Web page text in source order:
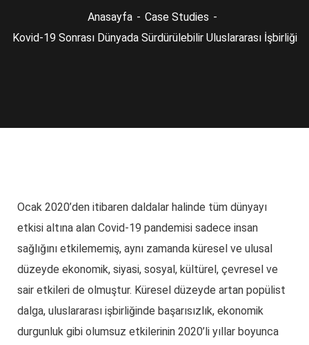
Anasayfa
Case Studies
Kovid-19 Sonrası Dünyada Sürdürülebilir Uluslararası İşbirliği
Ocak 2020’den itibaren daldalar halinde tüm dünyayı
etkisi altına alan Covid-19 pandemisi sadece insan
sağlığını etkilememiş, aynı zamanda küresel ve ulusal
düzeyde ekonomik, siyasi, sosyal, kültürel, çevresel ve
sair etkileri de olmuştur. Küresel düzeyde artan popülist
dalga, uluslararası işbirliğinde başarısızlık, ekonomik
durgunluk gibi olumsuz etkilerinin 2020’li yıllar boyunca